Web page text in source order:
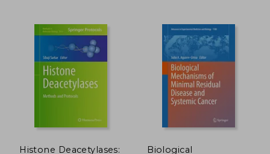
Histone Deacetylases:
Biological